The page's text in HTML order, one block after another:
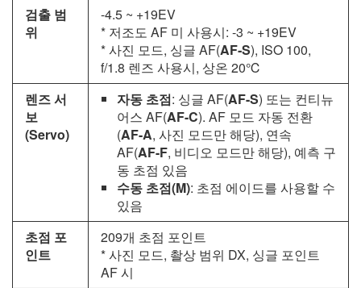
검출 범
위
-4.5 ~ +19EV
* 저조도 AF 미 사용시: -3 ~ +19EV
* 사진 모드, 싱글 AF(AF‑S), ISO 100,
f/1.8 렌즈 사용시, 상온 20℃
렌즈 서
보
(Servo)
자동 초점: 싱글 AF(AF-S) 또는 컨티뉴
어스 AF(AF-C). AF 모드 자동 전환
(AF-A, 사진 모드만 해당), 연속
AF(AF-F, 비디오 모드만 해당), 예측 구
동 초점 있음
수동 초점(M): 초점 에이드를 사용할 수
있음
초점 포
인트
209개 초점 포인트
* 사진 모드, 촬상 범위 DX, 싱글 포인트
AF 시